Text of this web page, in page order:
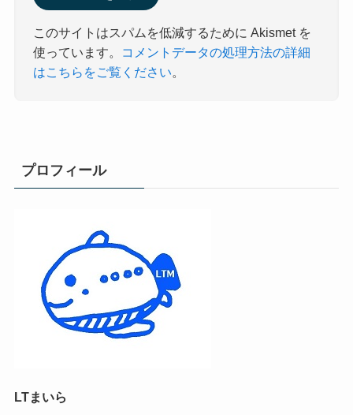
このサイトはスパムを低減するために Akismet を
使っています。
コメントデータの処理方法の詳細
はこちらをご覧ください。
プロフィール
LTまいら